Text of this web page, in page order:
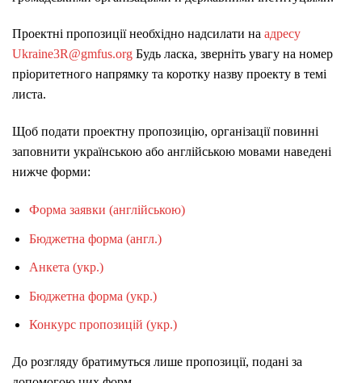
Проектні пропозиції необхідно надсилати на адресу
Ukraine3R@gmfus.org Будь ласка, зверніть увагу на номер
пріоритетного напрямку та коротку назву проекту в темі
листа.
Щоб подати проектну пропозицію, організації повинні
заповнити українською або англійською мовами наведені
нижче форми:
Форма заявки (англійською)
Бюджетна форма (англ.)
Анкета (укр.)
Бюджетна форма (укр.)
Конкурс пропозицій (укр.)
До розгляду братимуться лише пропозиції, подані за